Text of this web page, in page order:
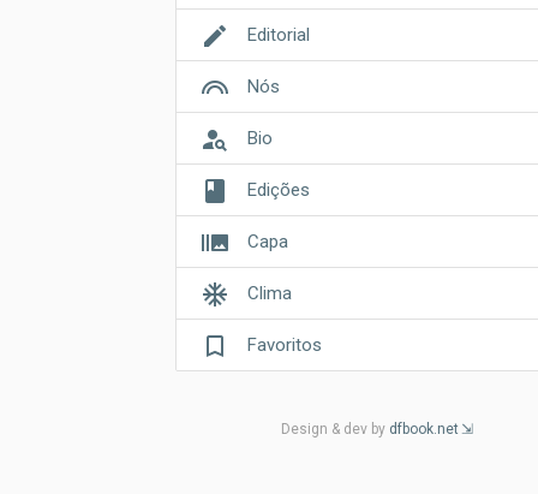
edit Editorial
looks Nós
person_search Bio
book Edições
burst_mode Capa
ac_unit Clima
bookmark_border Favoritos
Design & dev by dfbook.net